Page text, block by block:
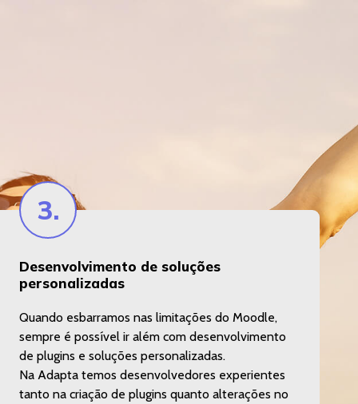
3.
Desenvolvimento de soluções
personalizadas
Quando esbarramos nas limitações do Moodle,
sempre é possível ir além com desenvolvimento
de plugins e soluções personalizadas.
Na Adapta temos desenvolvedores experientes
tanto na criação de plugins quanto alterações no